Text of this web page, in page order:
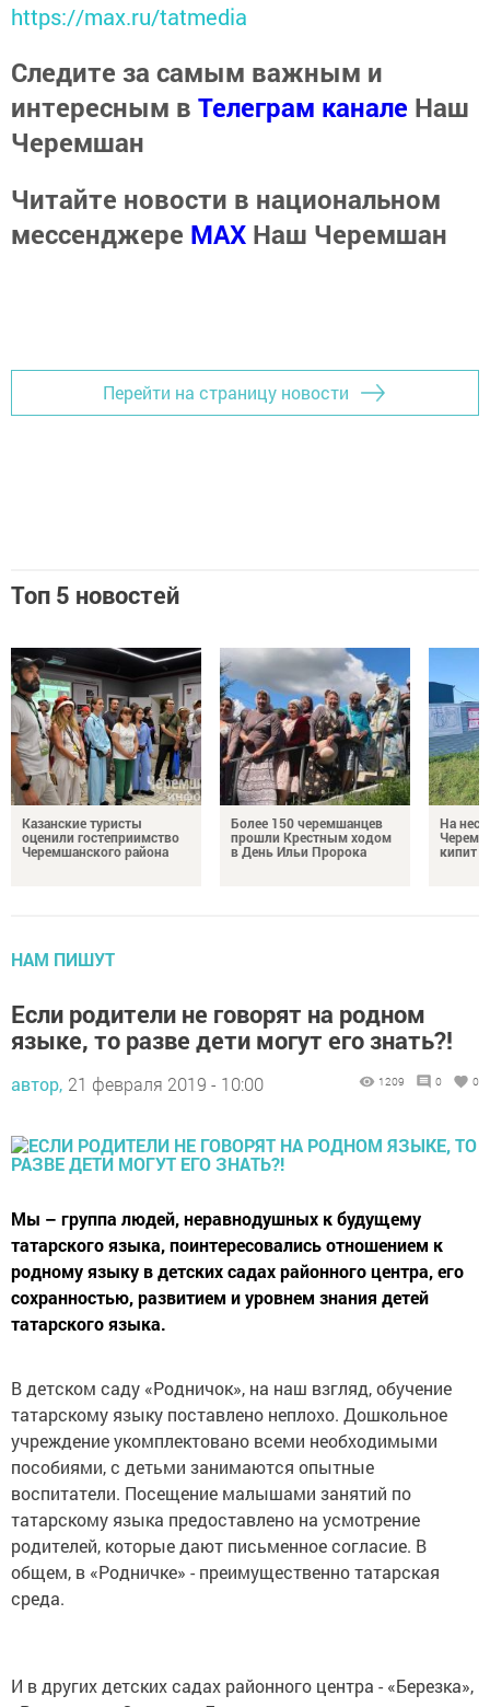
https://max.ru/tatmedia
Следите за самым важным и
интересным в Телеграм канале Наш
Черемшан
Читайте новости в национальном
мессенджере MАХ Наш Черемшан
Перейти на страницу новости
Топ 5 новостей
Казанские туристы
оценили гостеприимство
Черемшанского района
Более 150 черемшанцев
прошли Крестным ходом
в День Ильи Пророка
На
кипит
НАМ ПИШУТ
Если родители не говорят на родном
языке, то разве дети могут его знать?!
автор, 21 февраля 2019 - 10:00 1209 0 0
Мы – группа людей, неравнодушных к будущему
татарского языка, поинтересовались отношением к
родному языку в детских садах районного центра, его
сохранностью, развитием и уровнем знания детей
татарского языка.
В детском саду «Родничок», на наш взгляд, обучение
татарскому языку поставлено неплохо. Дошкольное
учреждение укомплектовано всеми необходимыми
пособиями, с детьми занимаются опытные
воспитатели. Посещение малышами занятий по
татарскому языка предоставлено на усмотрение
родителей, которые дают письменное согласие. В
общем, в «Родничке» - преимущественно татарская
среда.
И в других детских садах районного центра - «Березка»,